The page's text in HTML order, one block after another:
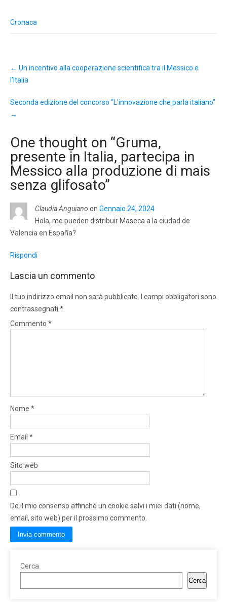
Cronaca
navigation
← Un incentivo alla cooperazione scientifica tra il Messico e
l’Italia
Seconda edizione del concorso “L’innovazione che parla italiano”
→
One thought on “Gruma,
presente in Italia, partecipa in
Messico alla produzione di mais
senza glifosato”
Claudia Anguiano on Gennaio 24, 2024
Hola, me pueden distribuir Maseca a la ciudad de
Valencia en España?
Rispondi
Lascia un commento
Il tuo indirizzo email non sarà pubblicato.
I campi obbligatori sono
contrassegnati *
Commento *
Nome *
Email *
Sito web
Do il mio consenso affinché un cookie salvi i miei dati (nome,
email, sito web) per il prossimo commento.
Cerca
Cerca